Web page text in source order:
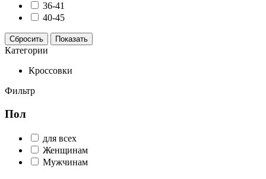
36-41
40-45
Сбросить Показать
Категории
Кроссовки
Фильтр
Пол
для всех
Женщинам
Мужчинам